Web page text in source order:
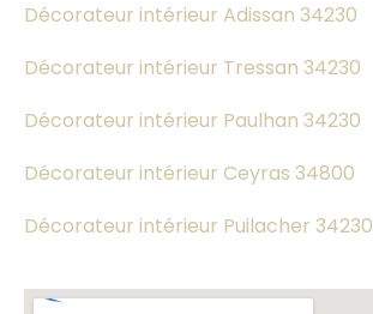
Décorateur intérieur Adissan 34230
Décorateur intérieur Tressan 34230
Décorateur intérieur Paulhan 34230
Décorateur intérieur Ceyras 34800
Décorateur intérieur Puilacher 34230